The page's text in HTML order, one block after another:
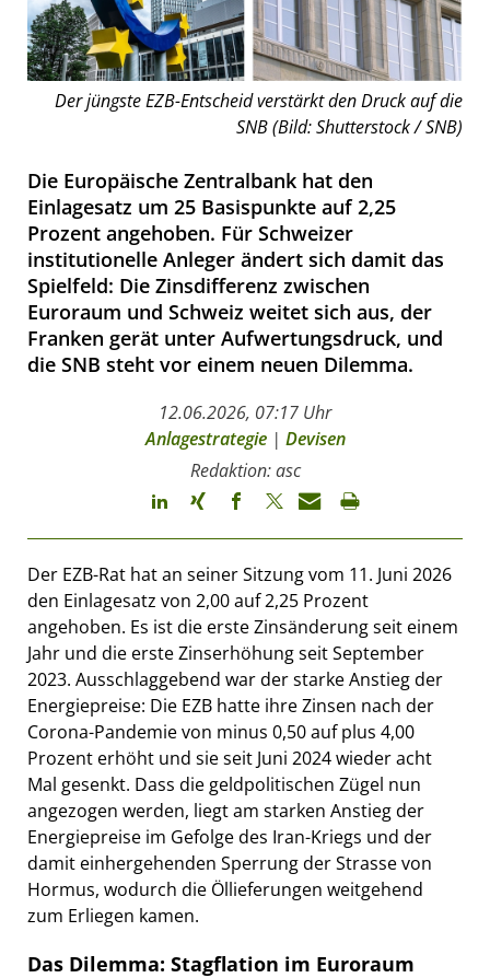
Der jüngste EZB-Entscheid verstärkt den Druck auf die
SNB (Bild: Shutterstock / SNB)
Die Europäische Zentralbank hat den
Einlagesatz um 25 Basispunkte auf 2,25
Prozent angehoben. Für Schweizer
institutionelle Anleger ändert sich damit das
Spielfeld: Die Zinsdifferenz zwischen
Euroraum und Schweiz weitet sich aus, der
Franken gerät unter Aufwertungsdruck, und
die SNB steht vor einem neuen Dilemma.
12.06.2026, 07:17 Uhr
Anlagestrategie| Devisen
Redaktion: asc
Der EZB-Rat hat an seiner Sitzung vom 11. Juni 2026
den Einlagesatz von 2,00 auf 2,25 Prozent
angehoben. Es ist die erste Zinsänderung seit einem
Jahr und die erste Zinserhöhung seit September
2023. Ausschlaggebend war der starke Anstieg der
Energiepreise: Die EZB hatte ihre Zinsen nach der
Corona-Pandemie von minus 0,50 auf plus 4,00
Prozent erhöht und sie seit Juni 2024 wieder acht
Mal gesenkt. Dass die geldpolitischen Zügel nun
angezogen werden, liegt am starken Anstieg der
Energiepreise im Gefolge des Iran-Kriegs und der
damit einhergehenden Sperrung der Strasse von
Hormus, wodurch die Öllieferungen weitgehend
zum Erliegen kamen.
Das Dilemma: Stagflation im Euroraum